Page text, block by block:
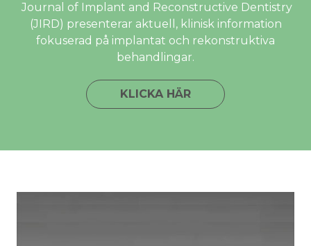
Journal of Implant and Reconstructive Dentistry
(JIRD) presenterar aktuell, klinisk information
fokuserad på implantat och rekonstruktiva
behandlingar.
KLICKA HÄR